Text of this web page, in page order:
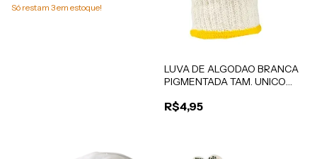
Só restam 3em estoque!
LUVA DE ALGODAO BRANCA
PIGMENTADA TAM. UNICO
R$4,95